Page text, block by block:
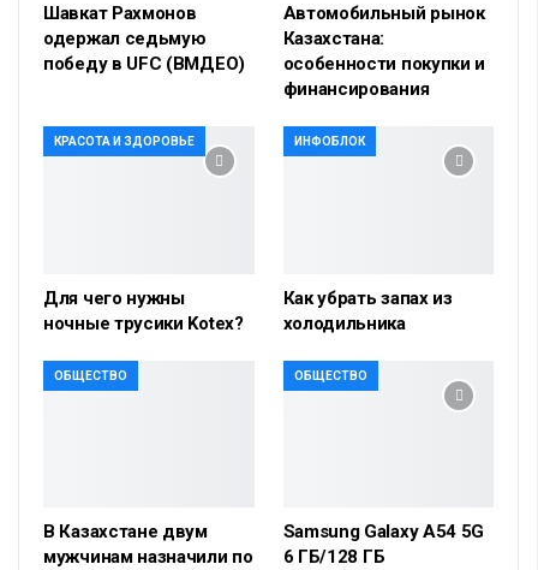
Шавкат Рахмонов
одержал седьмую
победу в UFC (ВМДЕО)
Автомобильный рынок
Казахстана:
особенности покупки и
финансирования
КРАСОТА И ЗДОРОВЬЕ
Для чего нужны
ночные трусики Kotex?
ИНФОБЛОК
Как убрать запах из
холодильника
ОБЩЕСТВО
В Казахстане двум
мужчинам назначили по
ОБЩЕСТВО
Samsung Galaxy A54 5G
6 ГБ/128 ГБ